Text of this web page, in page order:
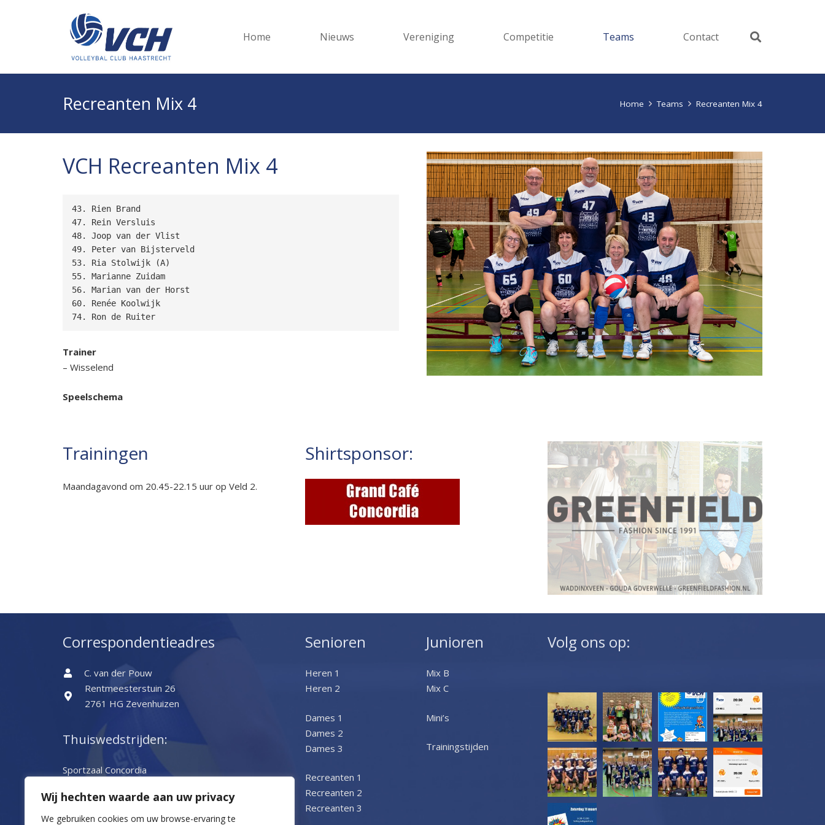
Wij hechten waarde aan uw privacy
We gebruiken cookies om uw browse-ervaring te
Home Nieuws Vereniging Competitie Teams Contact
Recreanten Mix 4 Home Teams Recreanten Mix 4
VCH Recreanten Mix 4
43. Rien Brand
47. Rein Versluis
48. Joop van der Vlist
49. Peter van Bijsterveld
53. Ria Stolwijk (A)
55. Marianne Zuidam
56. Marian van der Horst
60. Renée Koolwijk
74. Ron de Ruiter
Trainer
– Wisselend
Speelschema
Trainingen
Maandagavond om 20.45-22.15 uur op Veld 2.
Shirtsponsor:
Correspondentieadres
C. van der Pouw
Rentmeesterstuin 26
2761 HG Zevenhuizen
Thuiswedstrijden:
Sportzaal Concordia
2851 VV Haastrecht
0182-502202
Senioren
Heren 1
Heren 2
Dames 1
Dames 2
Dames 3
Recreanten 1
Recreanten 2
Recreanten 3
Junioren
Mix B
Mix C
Mini’s
Trainingstijden
Volg ons op: